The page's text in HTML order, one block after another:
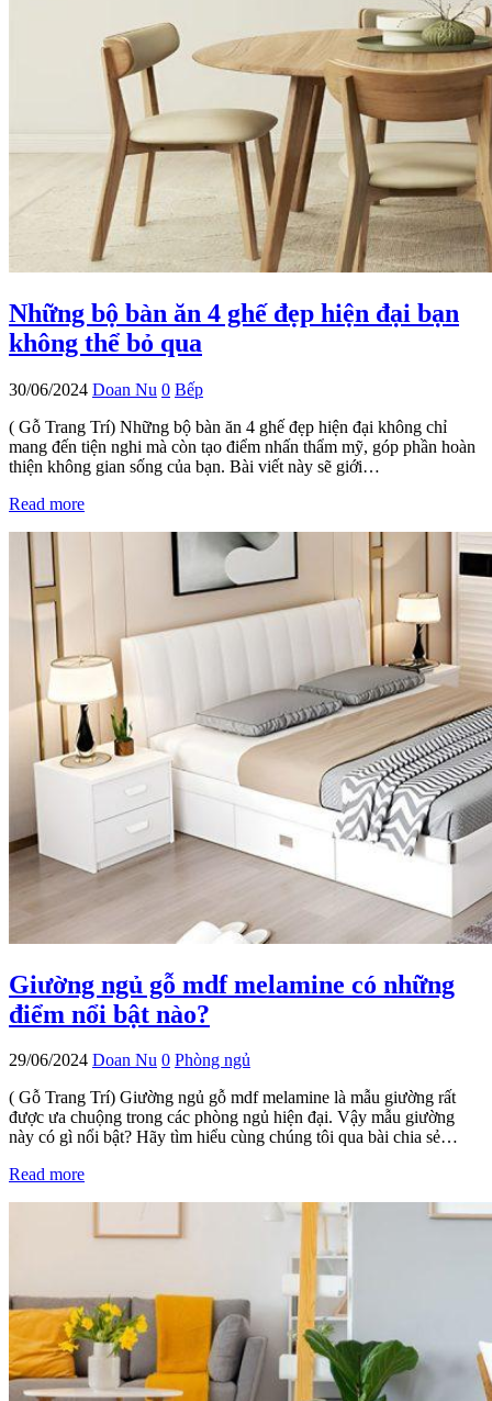
Những bộ bàn ăn 4 ghế đẹp hiện đại bạn
không thể bỏ qua
30/06/2024 Doan Nu 0 Bếp
( Gỗ Trang Trí) Những bộ bàn ăn 4 ghế đẹp hiện đại không chỉ
mang đến tiện nghi mà còn tạo điểm nhấn thẩm mỹ, góp phần hoàn
thiện không gian sống của bạn. Bài viết này sẽ giới…
Read more
Giường ngủ gỗ mdf melamine có những
điểm nổi bật nào?
29/06/2024 Doan Nu 0 Phòng ngủ
( Gỗ Trang Trí) Giường ngủ gỗ mdf melamine là mẫu giường rất
được ưa chuộng trong các phòng ngủ hiện đại. Vậy mẫu giường
này có gì nổi bật? Hãy tìm hiểu cùng chúng tôi qua bài chia sẻ…
Read more